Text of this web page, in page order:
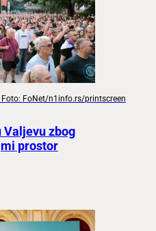
Foto: FoNet/n1info.rs/printscreen
Valjevu zbog
prostor